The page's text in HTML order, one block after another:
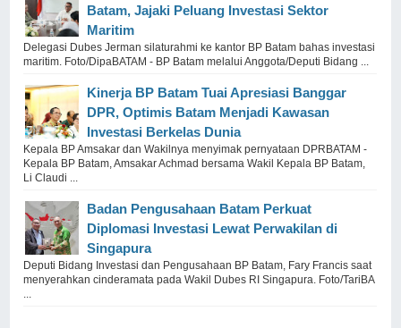
Batam, Jajaki Peluang Investasi Sektor
Maritim
Delegasi Dubes Jerman silaturahmi ke kantor BP Batam bahas investasi
maritim. Foto/DipaBATAM - BP Batam melalui Anggota/Deputi Bidang ...
Kinerja BP Batam Tuai Apresiasi Banggar
DPR, Optimis Batam Menjadi Kawasan
Investasi Berkelas Dunia
Kepala BP Amsakar dan Wakilnya menyimak pernyataan DPRBATAM -
Kepala BP Batam, Amsakar Achmad bersama Wakil Kepala BP Batam,
Li Claudi ...
Badan Pengusahaan Batam Perkuat
Diplomasi Investasi Lewat Perwakilan di
Singapura
Deputi Bidang Investasi dan Pengusahaan BP Batam, Fary Francis saat
menyerahkan cinderamata pada Wakil Dubes RI Singapura. Foto/TariBA
...